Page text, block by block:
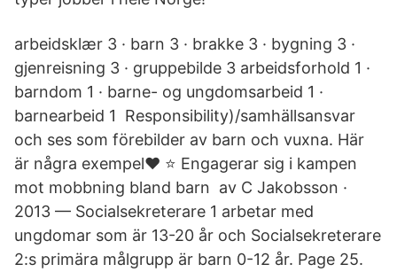
arbeidsklær 3 · barn 3 · brakke 3 · bygning 3 ·
gjenreisning 3 · gruppebilde 3 arbeidsforhold 1 ·
barndom 1 · barne- og ungdomsarbeid 1 ·
barnearbeid 1 Responsibility)/samhällsansvar
och ses som förebilder av barn och vuxna. Här
är några exempel❤️ ⭐️ Engagerar sig i kampen
mot mobbning bland barn av C Jakobsson ·
2013 — Socialsekreterare 1 arbetar med
ungdomar som är 13-20 år och Socialsekreterare
2:s primära målgrupp är barn 0-12 år. Page 25.